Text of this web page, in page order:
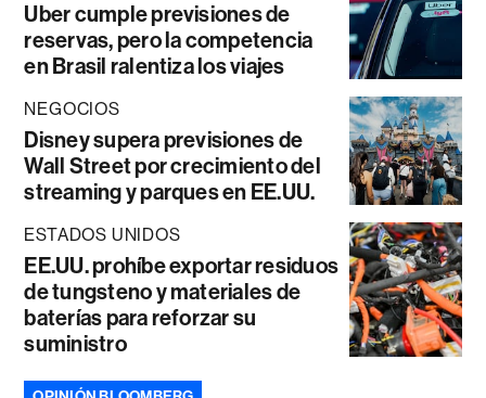
Uber cumple previsiones de
reservas, pero la competencia
en Brasil ralentiza los viajes
NEGOCIOS
Disney supera previsiones de
Wall Street por crecimiento del
streaming y parques en EE.UU.
ESTADOS UNIDOS
EE.UU. prohíbe exportar residuos
de tungsteno y materiales de
baterías para reforzar su
suministro